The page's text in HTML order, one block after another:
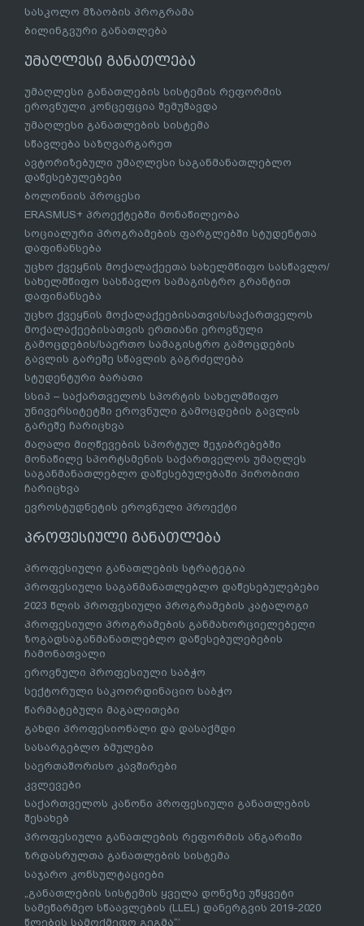
სასკოლო მზაობის პროგრამა
ბილინგვური განათლება
უმაღლესი განათლება
უმაღლესი განათლების სისტემის რეფორმის
ეროვნული კონცეფცია შემუშავდა
უმაღლესი განათლების სისტემა
სწავლება საზღვარგარეთ
ავტორიზებული უმაღლესი საგანმანათლებლო
დაწესებულებები
ბოლონიის პროცესი
ERASMUS+ პროექტებში მონაწილეობა
სოციალური პროგრამების ფარგლებში სტუდენტთა
დაფინანსება
უცხო ქვეყნის მოქალაქეეთა სახელმწიფო სასწავლო/
სახელმწიფო სასწავლო სამაგისტრო გრანტით
დაფინანსება
უცხო ქვეყნის მოქალაქეებისათვის/საქართველოს
მოქალაქეებისათვის ერთიანი ეროვნული
გამოცდების/საერთო სამაგისტრო გამოცდების
გავლის გარეშე სწავლის გაგრძელება
სტუდენტური ბარათი
სსიპ – საქართველოს სპორტის სახელმწიფო
უნივერსიტეტში ეროვნული გამოცდების გავლის
გარეშე ჩარიცხვა
მაღალი მიღწევების სპორტულ შეჯიბრებებში
მონაწილე სპორტსმენის საქართველოს უმაღლეს
საგანმანათლებლო დაწესებულებაში პირობითი
ჩარიცხვა
ევროსტუდნეტის ეროვნული პროექტი
პროფესიული განათლება
პროფესიული განათლების სტრატეგია
პროფესიული საგანმანათლებლო დაწესებულებები
2023 წლის პროფესიული პროგრამების კატალოგი
პროფესიული პროგრამების განმახორციელებელი
ზოგადსაგანმანათლებლო დაწესებულებების
ჩამონათვალი
ეროვნული პროფესიული საბჭო
სექტორული საკოორდინაციო საბჭო
წარმატებული მაგალითები
გახდი პროფესიონალი და დასაქმდი
სასარგებლო ბმულები
საერთაშორისო კავშირები
კვლევები
საქართველოს კანონი პროფესიული განათლების
შესახებ
პროფესიული განათლების რეფორმის ანგარიში
ზრდასრულთა განათლების სისტემა
საჯარო კონსულტაციები
„განათლების სისტემის ყველა დონეზე უწყვეტი
სამეწარმეო სწაავლების (LLEL) დანერგვის 2019-2020
წლების სამოქმედო გეგმა“’